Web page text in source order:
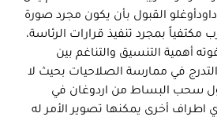
القبول بأن يكون مجرد صورة
مكتفياً بمجرد تنفيذ قرارات الرئاسة،
أهمية التنسيق والتناغم بين
في ممارسة الصلاحيات بحيث لا
سحب البساط من اردوغان في
اطراف أخرى يمكنها تصوير الأمر له